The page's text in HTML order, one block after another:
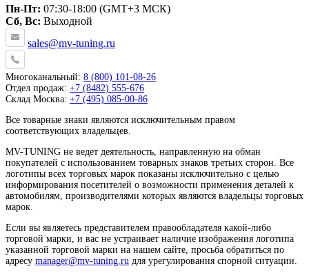
Пн-Пт: 07:30-18:00 (GMT+3 МСК)
Сб, Вс: Выходной
sales@mv-tuning.ru
Многоканальный: 8 (800) 101-08-26
Отдел продаж: +7 (8482) 555-676
Склад Москва: +7 (495) 085-00-86
Все товарные знаки являются исключительным правом
соответствующих владельцев.
MV-TUNING не ведет деятельность, направленную на обман
покупателей с использованием товарных знаков третьих сторон. Все
логотипы всех торговых марок показаны исключительно с целью
информирования посетителей о возможности применения деталей к
автомобилям, производителями которых являются владельцы торговых
марок.
Если вы являетесь представителем правообладателя какой-либо
торговой марки, и вас не устраивает наличие изображения логотипа
указанной торговой марки на нашем сайте, просьба обратиться по
адресу manager@mv-tuning.ru для урегулирования спорной ситуации.